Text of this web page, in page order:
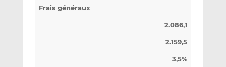
Frais généraux
2.086,1
2.159,5
3,5%